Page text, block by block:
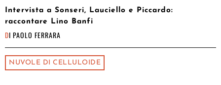
Intervista a Sonseri, Lauciello e Piccardo:
raccontare Lino Banfi
DI PAOLO FERRARA
NUVOLE DI CELLULOIDE